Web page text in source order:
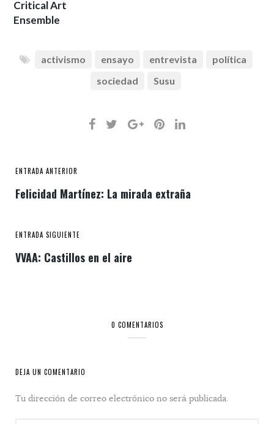
Critical Art
Ensemble
activismo ensayo entrevista
política
sociedad
Susu
ENTRADA ANTERIOR
Felicidad Martínez: La mirada extraña
ENTRADA SIGUIENTE
VVAA: Castillos en el aire
0 COMENTARIOS
DEJA UN COMENTARIO
Tu dirección de correo electrónico no será publicada.